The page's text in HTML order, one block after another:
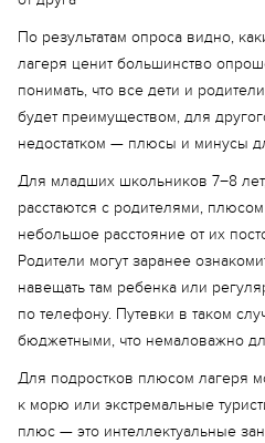
По результатам опроса видно,
лагеря ценит большинство
понимать, что все дети и
будет преимуществом, для
недостатком — плюсы и минусы
Для младших школьников 7−8
расстаются с родителями,
небольшое расстояние от их
Родители могут заранее
навещать там ребенка или
по телефону. Путевки в таком
бюджетными, что немаловажно
Для подростков плюсом лагеря
к морю или экстремальные
плюс — это интеллектуальные